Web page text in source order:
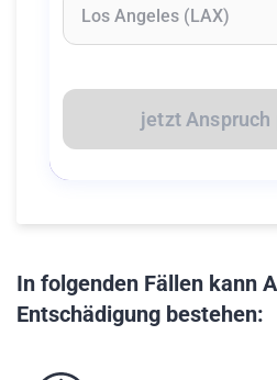
jetzt Anspruch
In folgenden Fällen kann
Entschädigung bestehen: